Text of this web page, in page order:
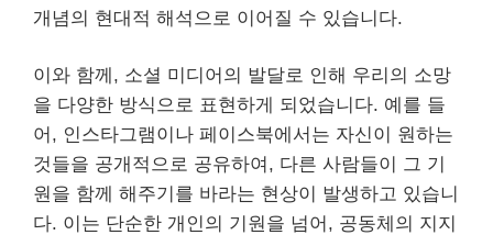
개념의 현대적 해석으로 이어질 수 있습니다.
이와 함께, 소셜 미디어의 발달로 인해 우리의 소망
을 다양한 방식으로 표현하게 되었습니다. 예를 들
어, 인스타그램이나 페이스북에서는 자신이 원하는
것들을 공개적으로 공유하여, 다른 사람들이 그 기
원을 함께 해주기를 바라는 현상이 발생하고 있습니
다. 이는 단순한 개인의 기원을 넘어, 공동체의 지지